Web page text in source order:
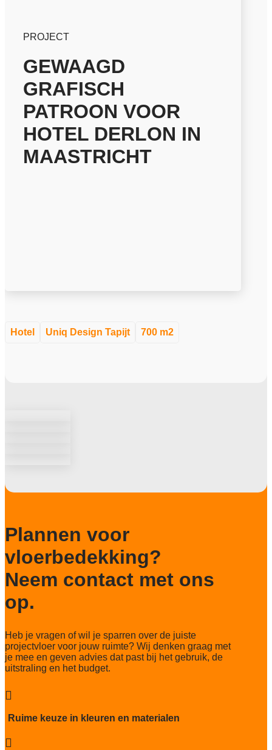
PROJECT
GEWAAGD
GRAFISCH
PATROON VOOR
HOTEL DERLON IN
MAASTRICHT
Hotel Uniq Design Tapijt 700 m2
Plannen voor
vloerbedekking?
Neem contact met ons
op.
Heb je vragen of wil je sparren over de juiste
projectvloer voor jouw ruimte? Wij denken graag met
je mee en geven advies dat past bij het gebruik, de
uitstraling en het budget.

Ruime keuze in kleuren en materialen
